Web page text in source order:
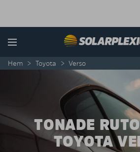
Menu
Hem > Toyota > Verso
TONADE
TOYOTA